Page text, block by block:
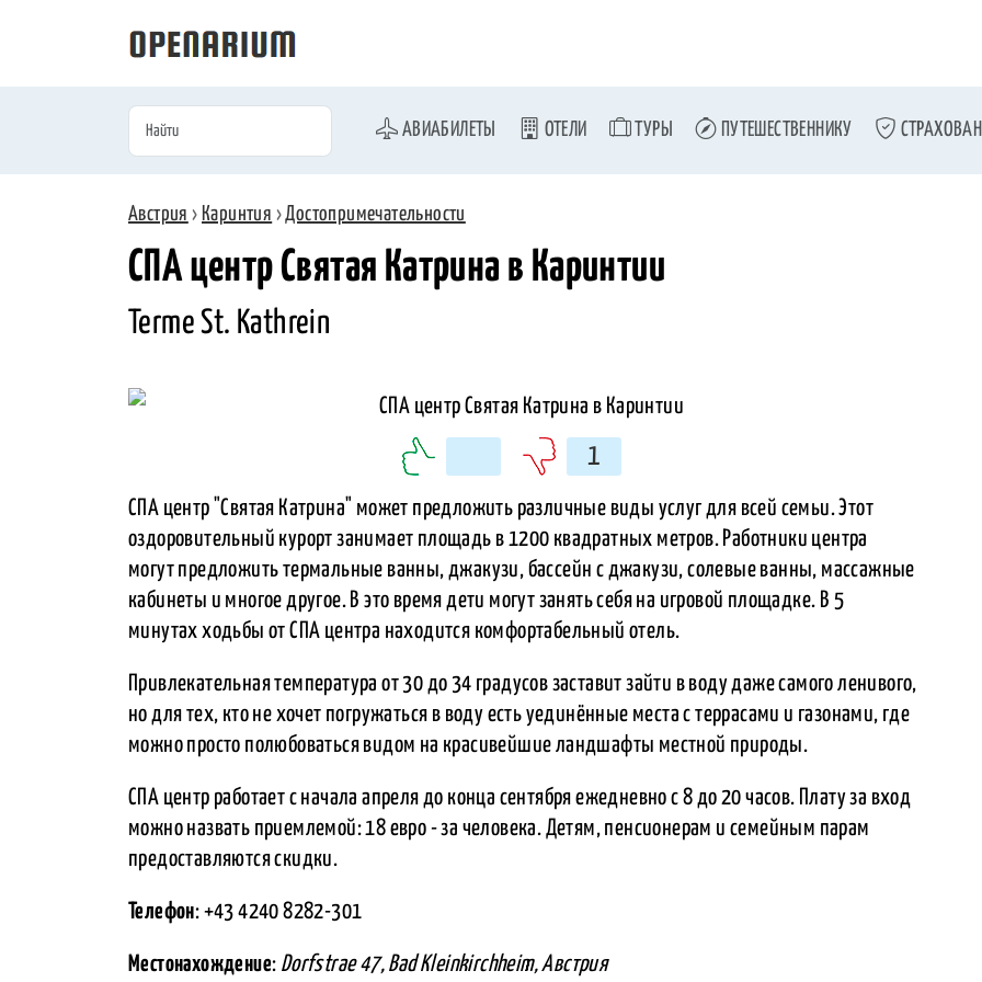
АВИАБИЛЕТЫ ОТЕЛИ ТУРЫ ПУТЕШЕСТВЕННИКУ
Австрия › Каринтия ›Достопримечательности
СПА центр Святая Катрина в Каринтии
Terme St. Kathrein
1
СПА центр "Святая Катрина" может предложить различные виды услуг для всей семьи. Этот
оздоровительный курорт занимает площадь в 1200 квадратных метров. Работники центра
могут предложить термальные ванны, джакузи, бассейн с джакузи, солевые ванны, массажные
кабинеты и многое другое. В это время дети могут занять себя на игровой площадке. В 5
минутах ходьбы от СПА центра находится комфортабельный отель.
Привлекательная температура от 30 до 34 градусов заставит зайти в воду даже самого ленивого,
но для тех, кто не хочет погружаться в воду есть уединённые места с террасами и газонами, где
можно просто полюбоваться видом на красивейшие ландшафты местной природы.
СПА центр работает с начала апреля до конца сентября ежедневно с 8 до 20 часов. Плату за вход
можно назвать приемлемой: 18 евро - за человека. Детям, пенсионерам и семейным парам
предоставляются скидки.
Телефон: +43 4240 8282-301
Местонахождение: Dorfstrae 47, Bad Kleinkirchheim, Австрия